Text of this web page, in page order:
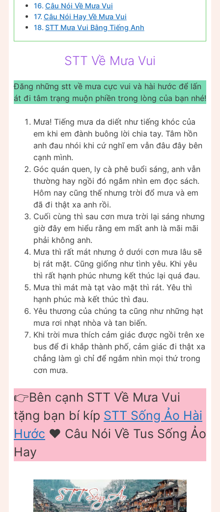
Câu Nói Về Mưa Vui
Câu Nói Hay Về Mưa Vui
STT Mưa Vui Bằng Tiếng Anh
STT Về Mưa Vui
Đăng những stt về mưa cực vui và hài hước để lấn
át đi tâm trạng muộn phiền trong lòng của bạn nhé!
Mưa! Tiếng mưa da diết như tiếng khóc của
em khi em đành buông lời chia tay. Tâm hồn
anh đau nhói khi cứ nghĩ em vẫn đâu đây bên
cạnh mình.
Góc quán quen, ly cà phê buổi sáng, anh vẫn
thường hay ngồi đó ngắm nhìn em đọc sách.
Hôm nay cũng thế nhưng trời đổ mưa và em
đã đi thật xa anh rồi.
Cuối cùng thì sau cơn mưa trời lại sáng nhưng
giờ đây em hiểu rằng em mất anh là mãi mãi
phải không anh.
Mưa thì rất mát nhưng ở dưới cơn mưa lâu sẽ
bị rát mặt. Cũng giống như tình yêu. Khi yêu
thì rất hạnh phúc nhưng kết thúc lại quá đau.
Mưa thì mát mà tạt vào mặt thì rát. Yêu thì
hạnh phúc mà kết thúc thì đau.
Yêu thương của chúng ta cũng như những hạt
mưa rơi nhạt nhòa và tan biến.
Khi trời mưa thích cảm giác được ngồi trên xe
bus để đi khắp thành phố, cảm giác đi thật xa
chẳng làm gì chỉ để ngắm nhìn mọi thứ trong
cơn mưa.
👉Bên cạnh STT Về Mưa Vui
tặng bạn bí kíp STT Sống Ảo Hài
Hước ❤️️ Câu Nói Về Tus Sống Ảo
Hay